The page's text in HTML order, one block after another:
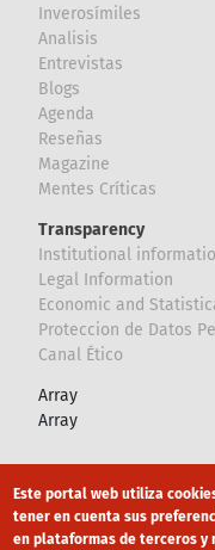
Inverosímiles
Analisis
Entrevistas
Blogs
Agenda
Reseñas
Magazine
Mentes Críticas
Transparency
Institutional
Legal Information
Economic and
Proteccion de Datos
Canal Ético
Array
Array
Política privacidad
Este portal web utiliza
tener en cuenta sus
en plataformas de terceros y